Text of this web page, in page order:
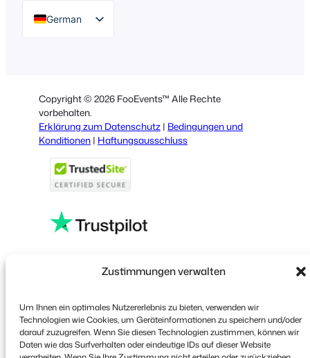
Zustimmungen verwalten
Um Ihnen ein optimales Nutzererlebnis zu bieten, verwenden wir
Technologien wie Cookies, um Geräteinformationen zu speichern und/oder
darauf zuzugreifen. Wenn Sie diesen Technologien zustimmen, können wir
Daten wie das Surfverhalten oder eindeutige IDs auf dieser Website
German
Italian
Portuguese
French
Polish
Copyright © 2026 FooEvents™ Alle Rechte
vorbehalten.
Erklärung zum Datenschutz | Bedingungen und
Konditionen | Haftungsausschluss